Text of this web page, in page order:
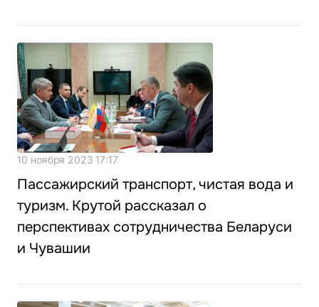
10 ноября 2023 17:17
Пассажирский транспорт, чистая вода и
туризм. Крутой рассказал о
перспективах сотрудничества Беларуси
и Чувашии